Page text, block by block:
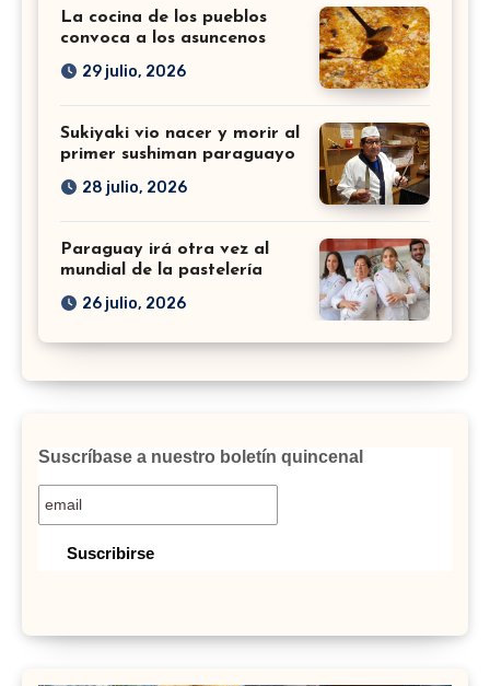
La cocina de los pueblos
convoca a los asuncenos
29 julio, 2026
Sukiyaki vio nacer y morir al
primer sushiman paraguayo
28 julio, 2026
Paraguay irá otra vez al
mundial de la pastelería
26 julio, 2026
Suscríbase a nuestro boletín quincenal